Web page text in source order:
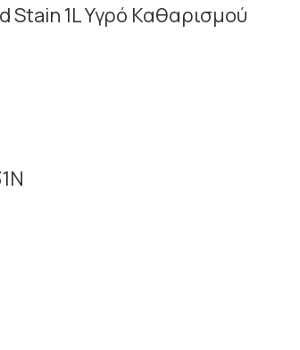
Stain 1L Υγρό Καθαρισμού